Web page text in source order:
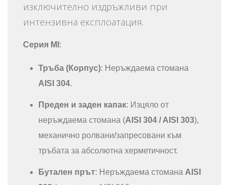
изключително издръжливи при
интензивна експлоатация.
Серия MI :
Тръба (Корпус): Неръждаема стомана
AISI 304.
Преден и заден капак: Изцяло от
неръждаема стомана (AISI 304 / AISI 303),
механично ролвани/запресовани към
тръбата за абсолютна херметичност.
Бутален прът: Неръждаема стомана AISI